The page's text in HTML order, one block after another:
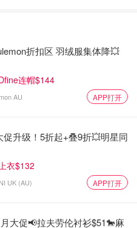
折扣区 羽绒服集体降💥
连帽$144
AU APP打开
升级！5折起+叠9折💥明星同
衣$132
UK (AU) APP打开
大促📢拉夫劳伦衬衫$51🐎麻